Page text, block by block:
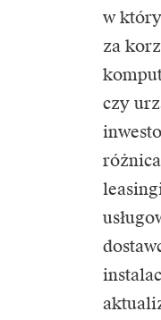
w
za
czy